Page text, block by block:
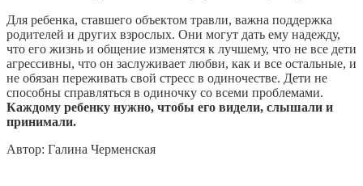
Для ребенка, ставшего объектом травли, важна поддержка
родителей и других взрослых. Они могут дать ему надежду,
что его жизнь и общение изменятся к лучшему, что не все дети
агрессивны, что он заслуживает любви, как и все остальные, и
не обязан переживать свой стресс в одиночестве. Дети не
способны справляться в одиночку со всеми проблемами.
Каждому ребенку нужно, чтобы его видели, слышали и
принимали.
Автор: Галина Черменская